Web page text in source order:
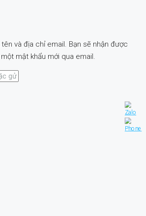
và địa chỉ email. Bạn sẽ nhận được
mật khẩu mới qua email.